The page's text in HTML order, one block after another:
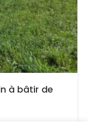
à bâtir de